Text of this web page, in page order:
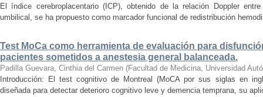
El índice cerebroplacentario (ICP), obtenido de la relación Doppler
umbilical, se ha propuesto como marcador funcional de redistribución
Test MoCa como herramienta de evaluación para
pacientes sometidos a anestesia general balanceada.
Padilla Guevara, Cinthia del Carmen (Facultad de Medicina, Universidad
Introducción: El test cognitivo de Montreal (MoCA por sus siglas en
diseñada para detectar deterioro cognitivo leve y demencia temprana, su